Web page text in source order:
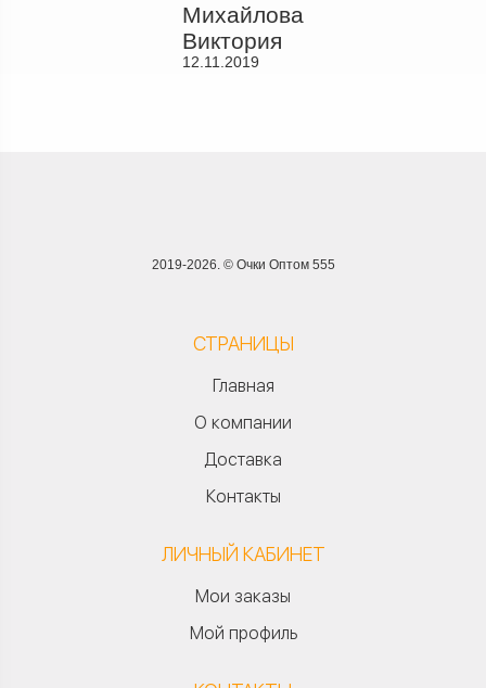
Михайлова
Виктория
12.11.2019
2019-2026. © Очки Оптом 555
СТРАНИЦЫ
Главная
О компании
Доставка
Контакты
ЛИЧНЫЙ КАБИНЕТ
Мои заказы
Мой профиль